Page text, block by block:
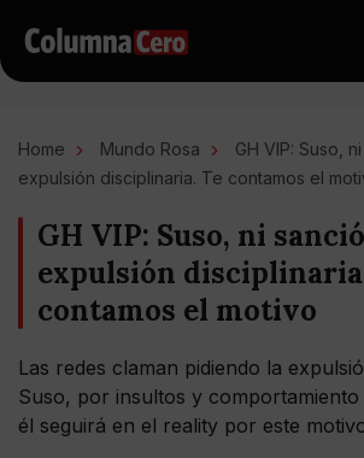
Home Mundo Rosa
GH VIP: Suso,
expulsión disciplinaria. Te contamos el
GH VIP: Suso, ni
expulsión
contamos el motivo
Las redes claman pidiendo la
Suso, por insultos y
él seguirá en el reality por este